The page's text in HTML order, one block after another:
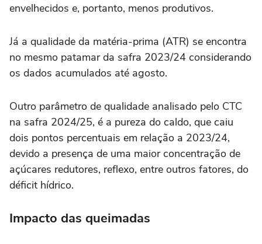
envelhecidos e, portanto, menos produtivos.
Já a qualidade da matéria-prima (ATR) se encontra
no mesmo patamar da safra 2023/24 considerando
os dados acumulados até agosto.
Outro parâmetro de qualidade analisado pelo CTC
na safra 2024/25, é a pureza do caldo, que caiu
dois pontos percentuais em relação a 2023/24,
devido a presença de uma maior concentração de
açúcares redutores, reflexo, entre outros fatores, do
déficit hídrico.
Impacto das queimadas